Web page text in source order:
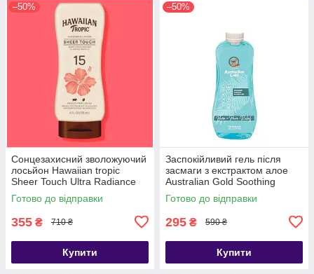
–50%
Сонцезахисний зволожуючий
лосьйон Hawaiian tropic
Sheer Touch Ultra Radiance
SPF 15 236мл
Готово до відправки
355 ₴ 710 ₴
Купити
–50%
Заспокійливий гель після
засмаги з екстрактом алое
Australian Gold Soothing
Lidocaine Aloe Gel 237 мл
Готово до відправки
295 ₴ 590 ₴
Купити